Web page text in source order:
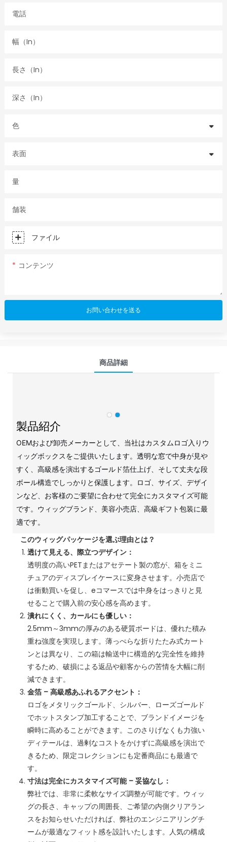
電話
幅（in）
長さ（in）
深さ（in）
色
表面
量
舗装
ファイル
コンテンツ
お問い合わせを送る
商品詳細
製品紹介
OEMおよび卸売メーカーとして、当社はカスタムロゴ入りウ
ィッグボックスをご提供いたします。透明な窓で中身が見や
すく、高級感を演出するゴールド箔仕上げ、そして丈夫な段
ボール構造でしっかりと保護します。ロゴ、サイズ、デザイ
ンなど、お客様のご要望に合わせて完全にカスタマイズ可能
です。ウィッグブランド、美容小売店、高級ギフト包装に最
適です。
このウィッグパッケージを選ぶ理由とは？
透けて見える、際立つデザイン：
透明度の高いPETまたはアセテート製の窓が、箱をミニ
チュアのディスプレイケースに変身させます。小売店で
は衝動買いを促し、eコマースでは中身をはっきりと見
せることで購入前の安心感を高めます。
潰れにくく、カールにも優しい：
2.5mm～3mmの厚みのある硬質ボードは、優れた積み
重ね強度を実現します。薄っぺらな折りたたみ式カート
ンとは異なり、この箱は輸送中に構造的な完全性を維持
するため、破損による返品や顧客からの苦情を大幅に削
減できます。
金箔 – 高級感あふれるアクセント：
ロゴをメタリックゴールド、シルバー、ローズゴールド
でホットスタンプ加工することで、ブランドイメージを
瞬時に高めることができます。このさりげなくも力強い
ディテールは、過剰なコストをかけずに高級感を演出で
きるため、限定コレクションにも定番商品にも最適で
す。
寸法は完全にカスタマイズ可能 – 妥協なし：
弊社では、非常に柔軟なサイズ調整が可能です。ウィッ
グの長さ、キャップの周囲長、ご希望の内側クリアラン
スをお知らせいただければ、弊社のエンジニアリングチ
ームが最適なフィット感を設計いたします。人気の構成